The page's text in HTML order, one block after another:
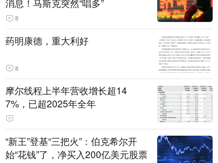
消息！马斯克突然“唱多”
8
药明康德，重大利好
8
摩尔线程上半年营收增长超14
7%，已超2025年全年
“新王”登基“三把火”：伯克希尔开
始“花钱”了，净买入200亿美元股票